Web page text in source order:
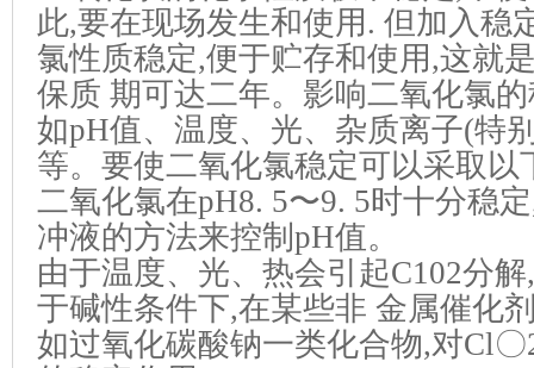
此,要在现场发生和使用. 但加入稳
氯性质稳定,便于贮存和使用,这就
保质 期可达二年。影响二氧化氯
如pH值、温度、光、杂质离子(特
等。要使二氧化氯稳定可以采取以
二氧化氯在pH8. 5〜9. 5时十分稳
冲液的方法来控制pH值。
由于温度、光、热会引起C102分
于碱性条件下,在某些非 金属催化
如过氧化碳酸钠一类化合物,对Cl